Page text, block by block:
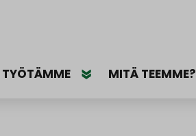
TYÖTÄMME MITÄ TEEMME?